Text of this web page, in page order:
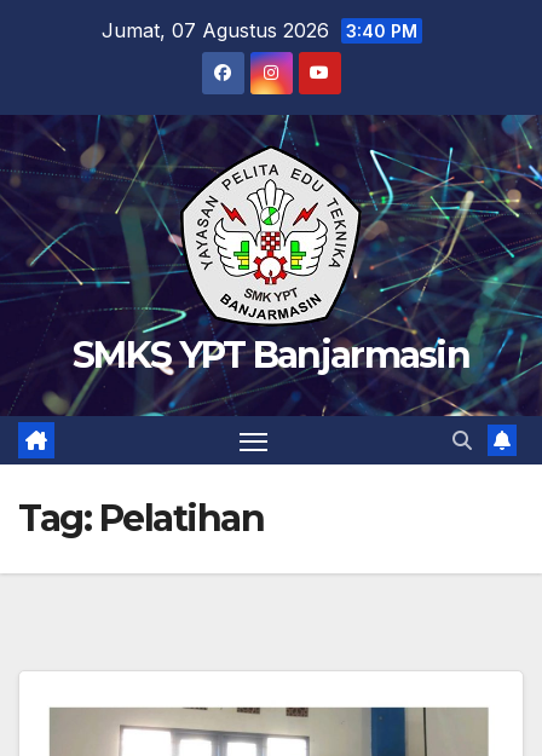
Jumat, 07 Agustus 2026 3:40 PM
SMKS YPT Banjarmasin
Tag: Pelatihan